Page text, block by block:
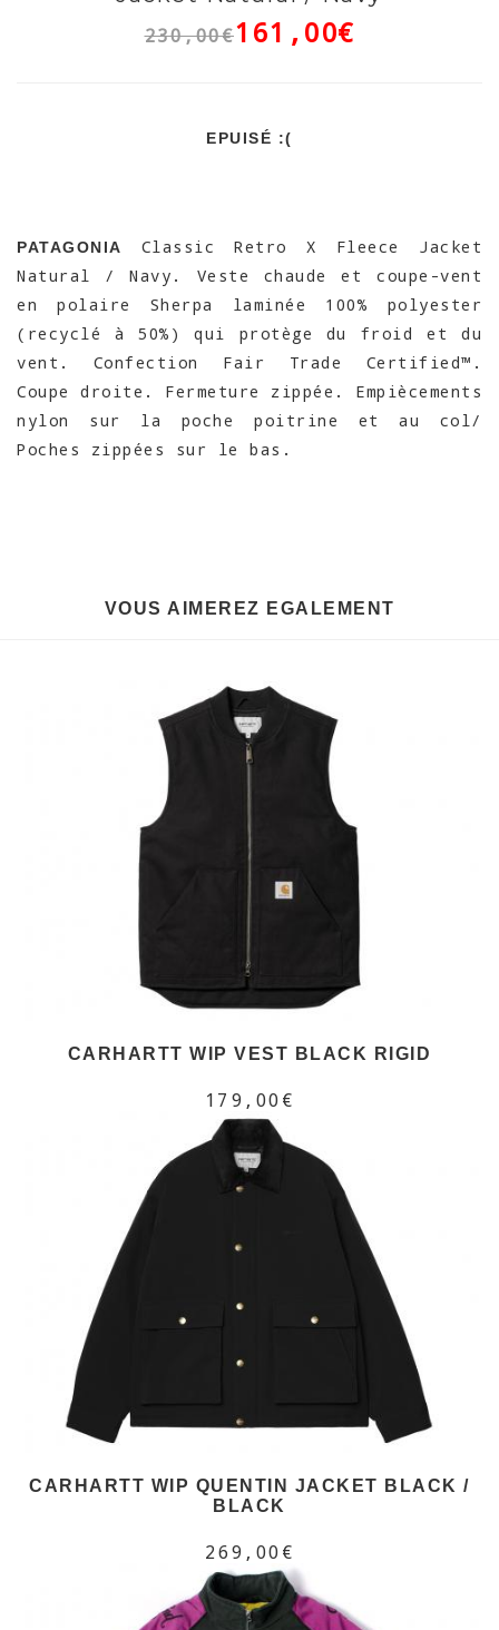
230,00€161,00€
EPUISÉ :(
PATAGONIA
Classic Retro X Fleece Jacket
Natural / Navy. Veste chaude et coupe-vent
en polaire Sherpa laminée 100% polyester
(recyclé à 50%) qui protège du froid et du
vent. Confection Fair Trade Certified™.
Coupe droite. Fermeture zippée. Empiècements
nylon sur la poche poitrine et au col/
Poches zippées sur le bas.
VOUS AIMEREZ EGALEMENT
CARHARTT WIP VEST BLACK RIGID
179,00€
CARHARTT WIP QUENTIN JACKET BLACK /
BLACK
269,00€